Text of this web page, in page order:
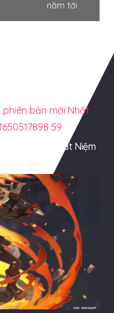
năm tới
bản mới Nhất Niệm